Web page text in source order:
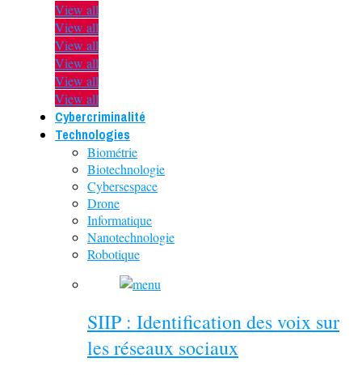
View all
View all
View all
View all
View all
View all
Cybercriminalité
Technologies
Biométrie
Biotechnologie
Cybersespace
Drone
Informatique
Nanotechnologie
Robotique
SIIP : Identification des voix sur
les réseaux sociaux